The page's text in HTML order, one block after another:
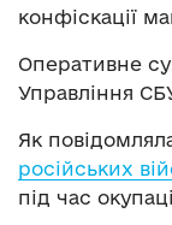
конфіскації
Оперативне
Управління
Як
російських
під час